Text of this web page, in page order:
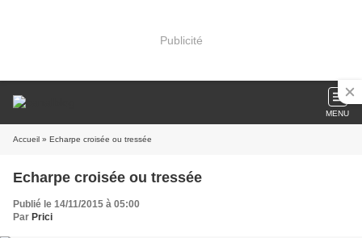
Publicité
MENU
Accueil » Echarpe croisée ou tressée
Echarpe croisée ou tressée
Publié le 14/11/2015 à 05:00
Par Prici